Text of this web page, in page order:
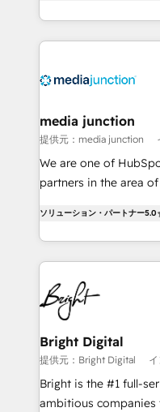
Hourly-fee (assigned
requirement).
team to simplify the
experience for your
media junction
提供元：media junction
We are one of
partners in the area
implementations for
companies. We are woman-owned, powered by
coffee, and we ❤️ dogs. We produce award-
work for our clients. 🏆2023 Technical Expertise
Impact Award 🏆2022
Award 🏆2022
Award 🏆2020 Elite
Integrations HubSpot
Marketing
2018 Website Design
ソリューション・パートナー5.0
Bright Digital
提供元：Bright Digital
Bright is the #1 full-
ambitious companies